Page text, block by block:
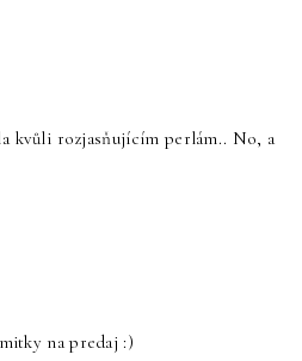
kvůli rozjasňujícím perlám.. No, a
na predaj :)